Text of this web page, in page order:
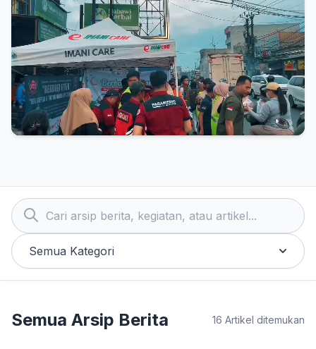
Gaza
4 months ago
4 months ago
Semua Kategori
Semua Arsip Berita 16 Artikel ditemukan